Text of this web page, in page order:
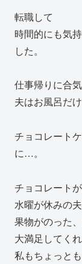
転職して
時間的にも気
した。
仕事帰りに合
夫はお風呂だ
チョコレート
に…。
チョコレートが
水曜が休みの夫
果物がのった
大満足してくれ
私もちょっと